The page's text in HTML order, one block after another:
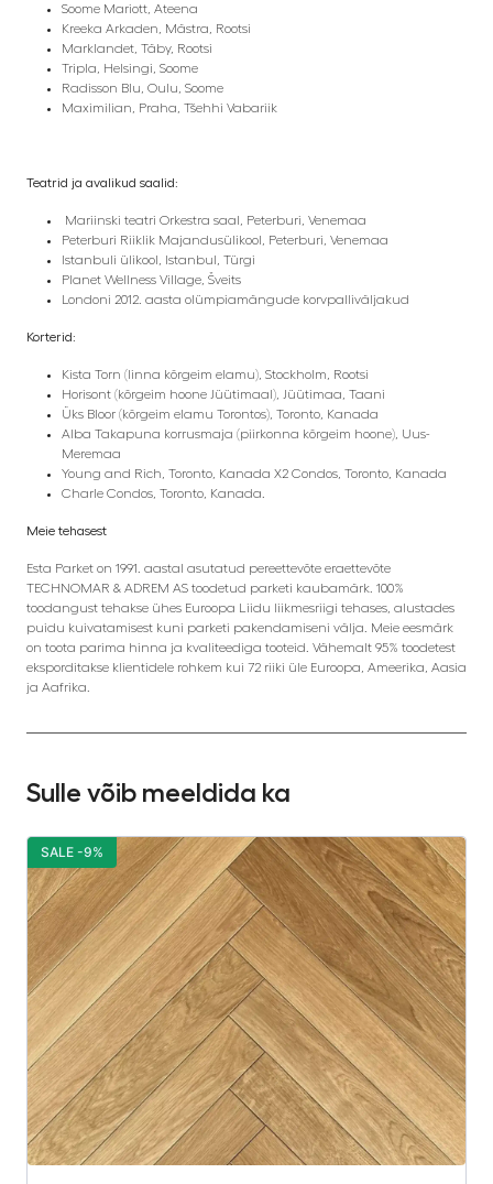
Soome Mariott, Ateena
Kreeka Arkaden, Mästra, Rootsi
Marklandet, Täby, Rootsi
Tripla, Helsingi, Soome
Radisson Blu, Oulu, Soome
Maximilian, Praha, Tšehhi Vabariik
Teatrid ja avalikud saalid:
Mariinski teatri Orkestra saal, Peterburi, Venemaa
Peterburi Riiklik Majandusülikool, Peterburi, Venemaa
Istanbuli ülikool, Istanbul, Türgi
Planet Wellness Village, Šveits
Londoni 2012. aasta olümpiamängude korvpalliväljakud
Korterid:
Kista Torn (linna kõrgeim elamu), Stockholm, Rootsi
Horisont (kõrgeim hoone Jüütimaal), Jüütimaa, Taani
Üks Bloor (kõrgeim elamu Torontos), Toronto, Kanada
Alba Takapuna korrusmaja (piirkonna kõrgeim hoone), Uus-
Meremaa
Young and Rich, Toronto, Kanada X2 Condos, Toronto, Kanada
Charle Condos, Toronto, Kanada.
Meie tehasest
Esta Parket on 1991. aastal asutatud pereettevõte eraettevõte
TECHNOMAR & ADREM AS toodetud parketi kaubamärk. 100%
toodangust tehakse ühes Euroopa Liidu liikmesriigi tehases, alustades
puidu kuivatamisest kuni parketi pakendamiseni välja. Meie eesmärk
on toota parima hinna ja kvaliteediga tooteid. Vähemalt 95% toodetest
eksporditakse klientidele rohkem kui 72 riiki üle Euroopa, Ameerika, Aasia
ja Aafrika.
Sulle võib meeldida ka
SALE -9%